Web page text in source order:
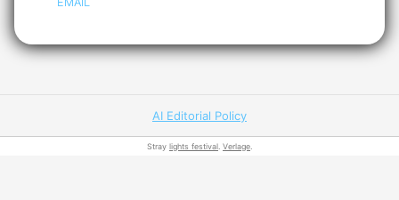
AI Editorial Policy
Stray lights festival Verlage